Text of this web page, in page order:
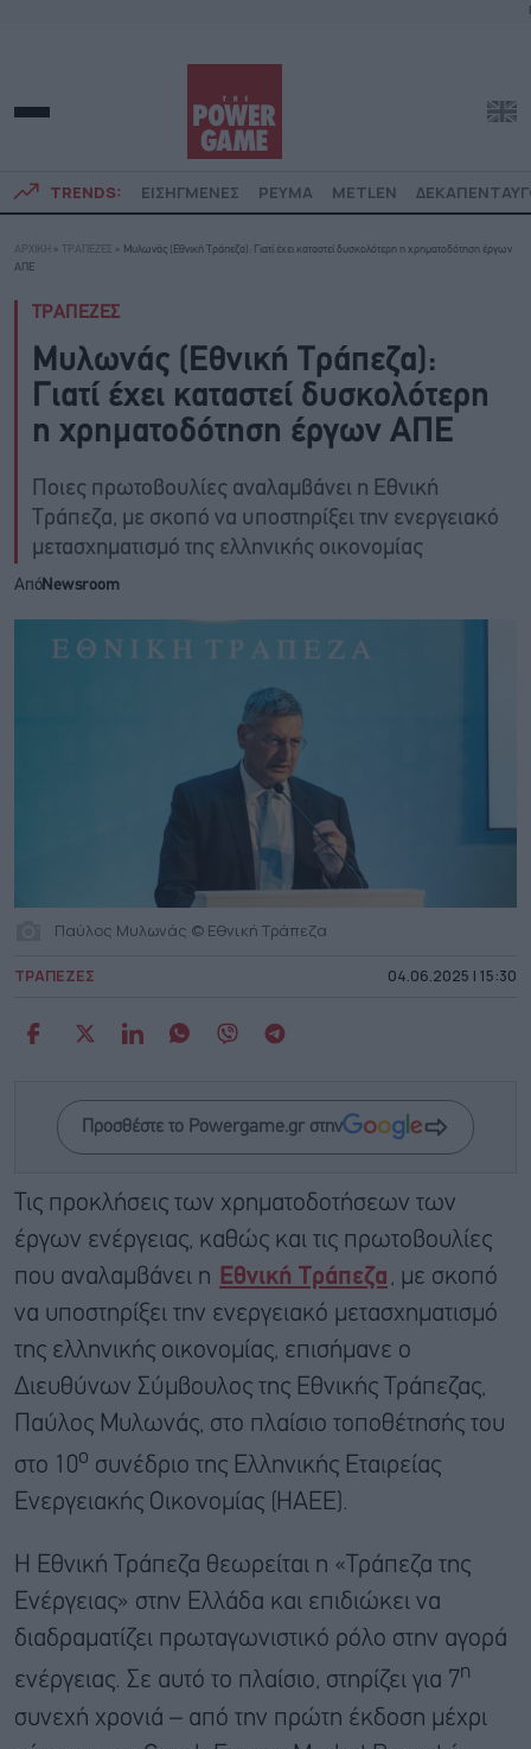
TRENDS: ΕΙΣΗΓΜΕΝΕΣ ΡΕΥΜΑ METLEN
ΑΡΧΙΚΗ » ΤΡΑΠΕΖΕΣ » Μυλωνάς (Εθνική Τράπεζα): Γιατί έχει καταστεί δυσκολότερη η χρηματοδότηση έργων
ΑΠΕ
ΤΡΑΠΕΖΕΣ
Μυλωνάς (Εθνική Τράπεζα):
Γιατί έχει καταστεί δυσκολότερη
η χρηματοδότηση έργων ΑΠΕ
Ποιες πρωτοβουλίες αναλαμβάνει η Εθνική
Τράπεζα, με σκοπό να υποστηρίξει την ενεργειακό
μετασχηματισμό της ελληνικής οικονομίας
ΑπόNewsroom
Παύλος Μυλωνάς © Εθνική Τράπεζα
ΤΡΑΠΕΖΕΣ 04.06.2025 | 15:30
Προσθέστε το Powergame.gr στην
Τις προκλήσεις των χρηματοδοτήσεων των
έργων ενέργειας, καθώς και τις πρωτοβουλίες
που αναλαμβάνει η
Εθνική Τράπεζα , με σκοπό
να υποστηρίξει την ενεργειακό μετασχηματισμό
της ελληνικής οικονομίας, επισήμανε ο
Διευθύνων Σύμβουλος της Εθνικής Τράπεζας,
Παύλος Μυλωνάς, στο πλαίσιο τοποθέτησής του
στο 10ο συνέδριο της Ελληνικής Εταιρείας
Ενεργειακής Οικονομίας (ΗΑΕΕ).
Η Εθνική Τράπεζα θεωρείται η «Τράπεζα της
Ενέργειας» στην Ελλάδα και επιδιώκει να
διαδραματίζει πρωταγωνιστικό ρόλο στην αγορά
ενέργειας. Σε αυτό το πλαίσιο, στηρίζει για 7η
συνεχή χρονιά – από την πρώτη έκδοση μέχρι